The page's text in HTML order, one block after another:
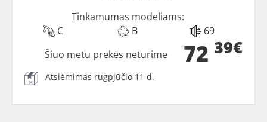
Tinkamumas modeliams:
C
B 69
72 39€
Šiuo metu prekės neturime
Atsiėmimas rugpjūčio 11 d.